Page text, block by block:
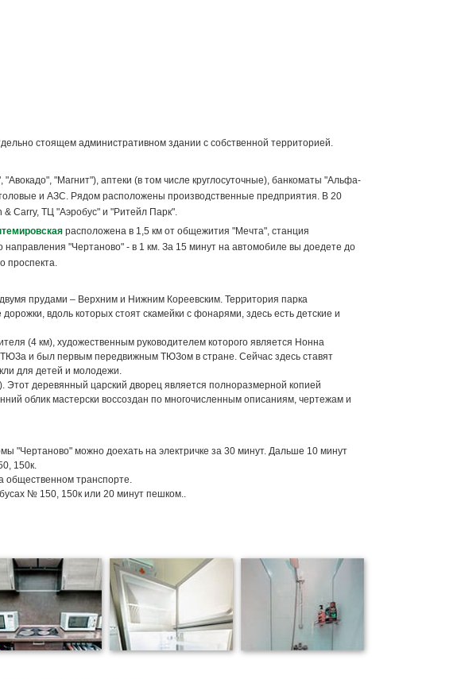
стоящем административном здании с собственной территорией.
"Магнит"), аптеки (в том числе круглосуточные), банкоматы "Альфа-
и АЗС. Рядом расположены производственные предприятия. В 20
Carry, ТЦ "Аэробус" и "Ритейл Парк".
расположена в 1,5 км от общежития "Мечта", станция
"Чертаново" - в 1 км. За 15 минут на автомобиле вы доедете до
проспекта.
прудами – Верхним и Нижним Кореевским. Территория парка
вдоль которых стоят скамейки с фонарями, здесь есть детские и
(4 км), художественным руководителем которого является Нонна
ТЮЗа и был первым передвижным ТЮЗом в стране. Сейчас здесь ставят
для детей и молодежи.
деревянный царский дворец является полноразмерной копией
облик мастерски воссоздан по многочисленным описаниям, чертежам и
"Чертаново" можно доехать на электричке за 30 минут. Дальше 10 минут
150к.
общественном транспорте.
№ 150, 150к или 20 минут пешком..